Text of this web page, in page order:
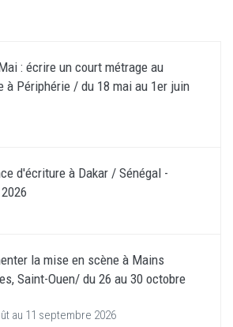
: écrire un court métrage au
à Périphérie / du 18 mai au 1er juin
d'écriture à Dakar / Sénégal -
la mise en scène à Mains
Saint-Ouen/ du 26 au 30 octobre
au 11 septembre 2026